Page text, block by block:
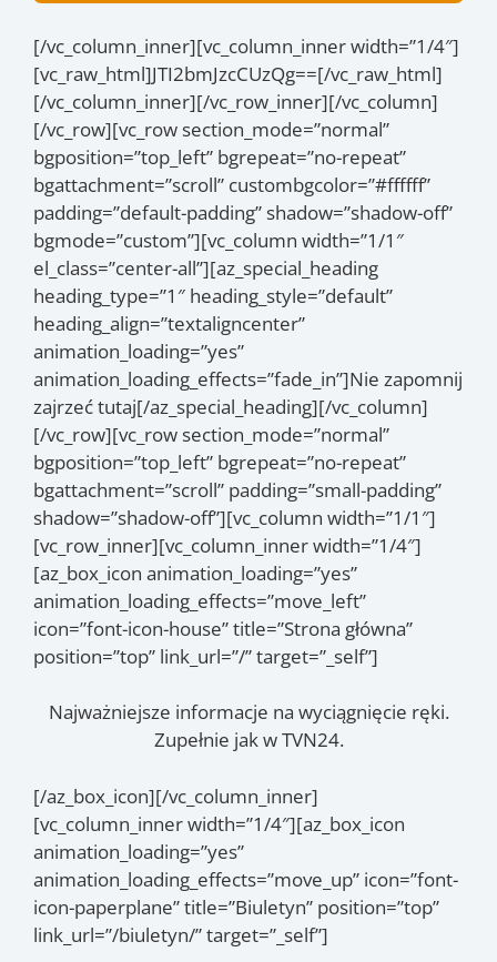
[/vc_column_inner][vc_column_inner width=”1/4″]
[vc_raw_html]JTI2bmJzcCUzQg==[/vc_raw_html]
[/vc_column_inner][/vc_row_inner][/vc_column]
[/vc_row][vc_row section_mode=”normal”
bgposition=”top_left” bgrepeat=”no-repeat”
bgattachment=”scroll” custombgcolor=”#ffffff”
padding=”default-padding” shadow=”shadow-off”
bgmode=”custom”][vc_column width=”1/1″
el_class=”center-all”][az_special_heading
heading_type=”1″ heading_style=”default”
heading_align=”textaligncenter”
animation_loading=”yes”
animation_loading_effects=”fade_in”]Nie zapomnij
zajrzeć tutaj[/az_special_heading][/vc_column]
[/vc_row][vc_row section_mode=”normal”
bgposition=”top_left” bgrepeat=”no-repeat”
bgattachment=”scroll” padding=”small-padding”
shadow=”shadow-off”][vc_column width=”1/1″]
[vc_row_inner][vc_column_inner width=”1/4″]
[az_box_icon animation_loading=”yes”
animation_loading_effects=”move_left”
icon=”font-icon-house” title=”Strona główna”
position=”top” link_url=”/” target=”_self”]
Najważniejsze informacje na wyciągnięcie ręki.
Zupełnie jak w TVN24.
[/az_box_icon][/vc_column_inner]
[vc_column_inner width=”1/4″][az_box_icon
animation_loading=”yes”
animation_loading_effects=”move_up” icon=”font-
icon-paperplane” title=”Biuletyn” position=”top”
link_url=”/biuletyn/” target=”_self”]